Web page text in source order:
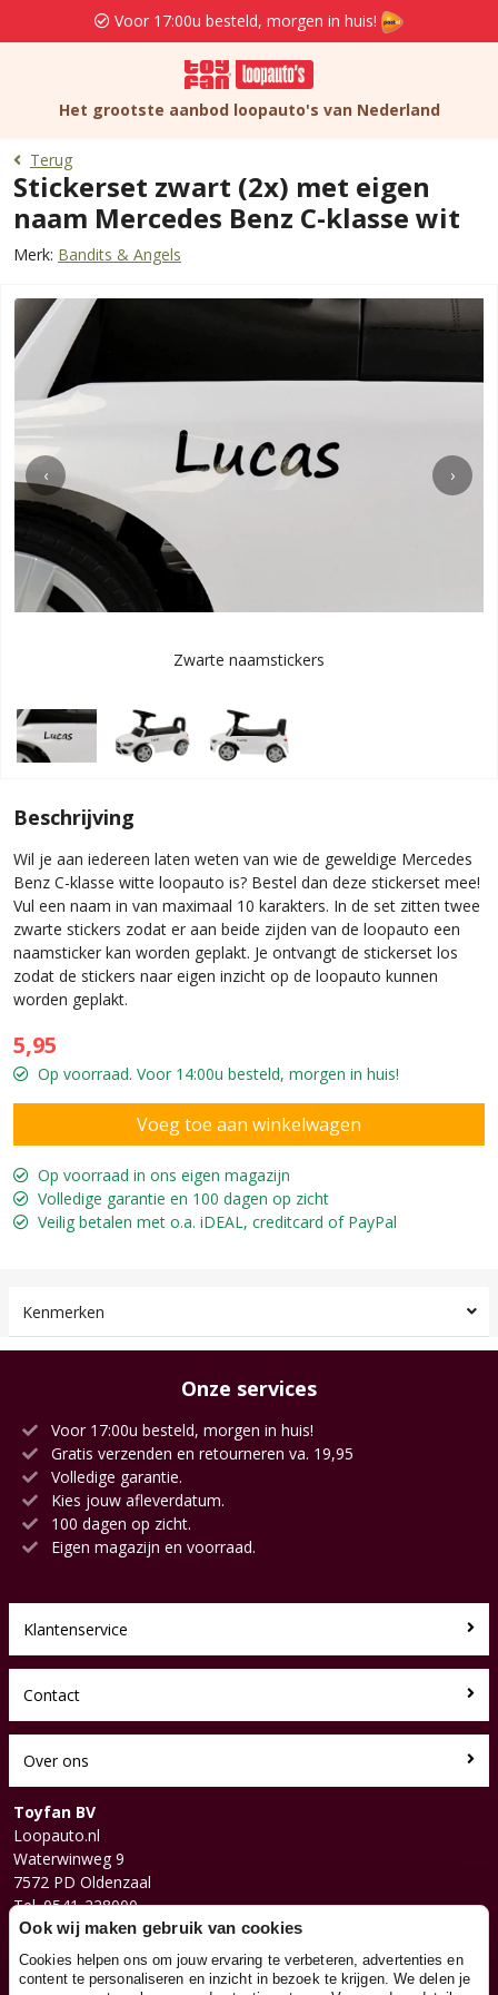
Voor 17:00u besteld, morgen in huis!
Het grootste aanbod loopauto's van Nederland
Terug
Stickerset zwart (2x) met eigen
naam Mercedes Benz C-klasse wit
Merk: Bandits & Angels
‹ ›
Zwarte naamstickers
Beschrijving
Wil je aan iedereen laten weten van wie de geweldige Mercedes
Benz C-klasse witte loopauto is? Bestel dan deze stickerset mee!
Vul een naam in van maximaal 10 karakters. In de set zitten twee
zwarte stickers zodat er aan beide zijden van de loopauto een
naamsticker kan worden geplakt. Je ontvangt de stickerset los
zodat de stickers naar eigen inzicht op de loopauto kunnen
worden geplakt.
5,95
Op voorraad. Voor 14:00u besteld, morgen in huis!
Op voorraad in ons eigen magazijn
Volledige garantie en 100 dagen op zicht
Veilig betalen met o.a. iDEAL, creditcard of PayPal
Kenmerken
Onze services
Voor 17:00u besteld, morgen in huis!
Gratis verzenden en retourneren va. 19,95
Volledige garantie.
Kies jouw afleverdatum.
100 dagen op zicht.
Eigen magazijn en voorraad.
Klantenservice
Contact
Over ons
Toyfan BV
Loopauto.nl
Waterwinweg 9
7572 PD Oldenzaal
Tel. 0541-228000
Facebook
Instagram
Ook wij maken gebruik van cookies
Cookies helpen ons om jouw ervaring te verbeteren, advertenties en
content te personaliseren en inzicht in bezoek te krijgen. We delen je